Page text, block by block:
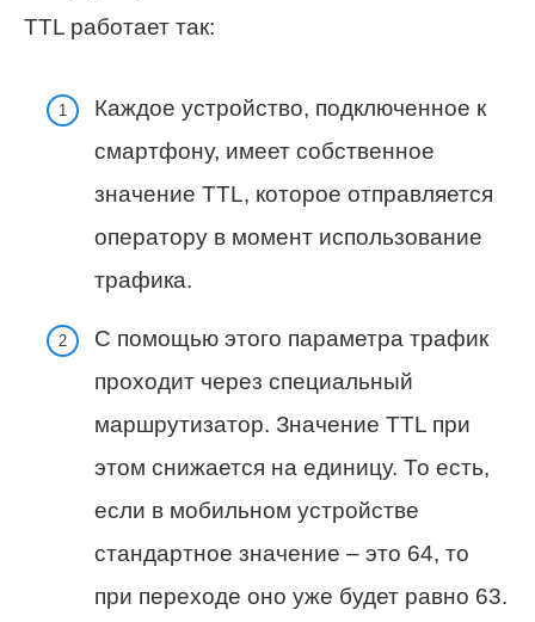
TTL работает так:
Каждое устройство, подключенное к
смартфону, имеет собственное
значение TTL, которое отправляется
оператору в момент использование
трафика.
С помощью этого параметра трафик
проходит через специальный
маршрутизатор. Значение TTL при
этом снижается на единицу. То есть,
если в мобильном устройстве
стандартное значение – это 64, то
при переходе оно уже будет равно 63.